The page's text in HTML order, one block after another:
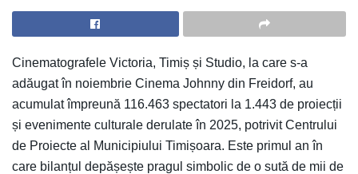
Cinematografele Victoria, Timiș și Studio, la care s-a
adăugat în noiembrie Cinema Johnny din Freidorf, au
acumulat împreună 116.463 spectatori la 1.443 de proiecții
și evenimente culturale derulate în 2025, potrivit Centrului
de Proiecte al Municipiului Timișoara. Este primul an în
care bilanțul depășește pragul simbolic de o sută de mii de